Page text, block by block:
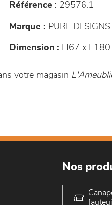
Référence : 29576.1
Marque : PURE DESIGNS
Dimension : H67 x L180
votre magasin
Nos